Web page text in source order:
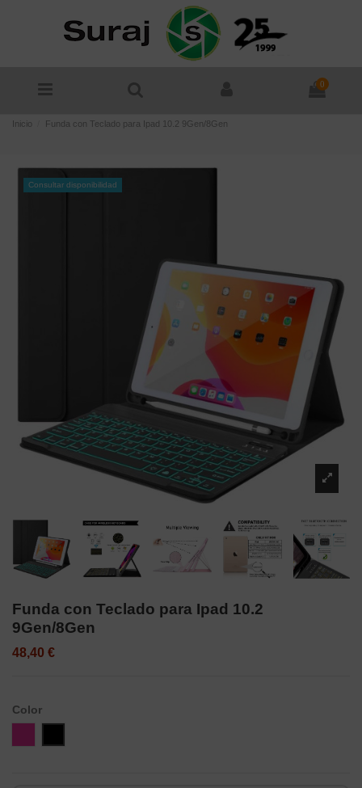
0
Inicio Funda con Teclado para Ipad 10.2 9Gen/8Gen
Consultar disponibilidad
Funda con Teclado para Ipad 10.2
9Gen/8Gen
48,40 €
Color